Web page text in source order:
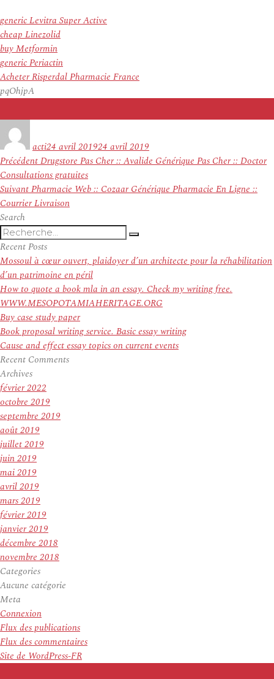
generic Levitra Super Active
cheap Linezolid
buy Metformin
generic Periactin
Acheter Risperdal Pharmacie France
pqOhjpA
actile
24 avril 201924 avril 2019
Navigation
de
l’article
PrécédentArticle
précédent :
Drugstore Pas Cher :: Avalide Générique Pas Cher :: Doctor
Consultations gratuites
SuivantArticle
suivant :
Pharmacie Web :: Cozaar Générique Pharmacie En Ligne ::
Courrier Livraison
Search
Recherche
pour
:
Recherche
Recent Posts
Mossoul à cœur ouvert, plaidoyer d’un architecte pour la réhabilitation
d’un patrimoine en péril
How to quote a book mla in an essay. Check my writing free.
WWW.MESOPOTAMIAHERITAGE.ORG
Buy case study paper
Book proposal writing service. Basic essay writing
Cause and effect essay topics on current events
Recent Comments
Archives
février 2022
octobre 2019
septembre 2019
août 2019
juillet 2019
juin 2019
mai 2019
avril 2019
mars 2019
février 2019
janvier 2019
décembre 2018
novembre 2018
Categories
Aucune catégorie
Meta
Connexion
Flux des publications
Flux des commentaires
Site de WordPress-FR